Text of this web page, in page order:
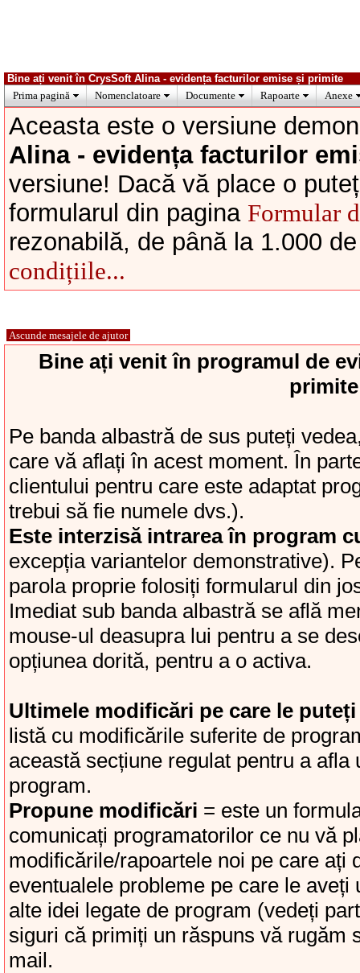
Bine ați venit în CrysSoft Alina - evidența facturilor emise și primite
Prima pagină
Nomenclatoare Documente Rapoarte Anexe
Aceasta este o versiune
Alina - evidența facturilor
versiune! Dacă vă place o
formularul din pagina Formular
rezonabilă, de până la 1.000
condițiile...
Ascunde mesajele de ajutor
Bine ați venit în programul de
Pe banda albastră de sus puteți
care vă aflați în acest moment. În
clientului pentru care este adaptat
trebui să fie numele dvs.).
Este interzisă intrarea în program
excepția variantelor demonstrative).
parola proprie folosiți formularul din
Imediat sub banda albastră se află
mouse-ul deasupra lui pentru a se
opțiunea dorită, pentru a o activa.
Ultimele modificări pe care le
listă cu modificările suferite de
această secțiune regulat pentru a
program.
Propune modificări = este un
comunicați programatorilor ce nu vă
modificările/rapoartele noi pe care ați
eventualele probleme pe care le
alte idei legate de program (vedeți
siguri că primiți un răspuns vă rugăm
mail.